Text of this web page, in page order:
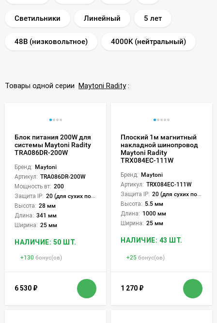
Светильники Линейный 5 лет
48В (низковольтное) 4000K (нейтральный)
Товары одной серии Maytoni Radity:
Блок питания 200W для
системы Maytoni Radity
TRA086DR-200W
Бренд: Maytoni
Артикул: TRA086DR-200W
Мощность вт: 200
Защита IP: 20 (для сухих пом.)
Высота: 28 мм
Длина: 341 мм
Ширина: 25 мм
НАЛИЧИЕ: 50 ШТ.
+130 бонус(ов)
6 530 ₽
Плоский 1м магнитный
накладной шинопровод
Maytoni Radity
TRX084EC-111W
Бренд: Maytoni
Артикул: TRX084EC-111W
Защита IP: 20 (для сухих пом.)
Высота: 5.5 мм
Длина: 1000 мм
Ширина: 25 мм
НАЛИЧИЕ: 43 ШТ.
+25 бонус(ов)
1 270 ₽